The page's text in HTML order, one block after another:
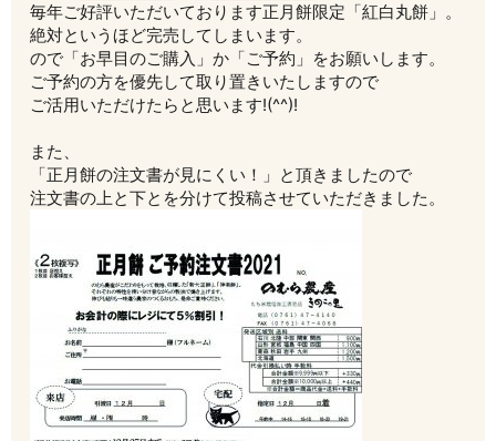
毎年ご好評いただいております正月餅限定「紅白丸餅」。
絶対というほど完売してしまいます。
ので「お早目のご購入」か「ご予約」をお願いします。
ご予約の方を優先して取り置きいたしますので
ご活用いただけたらと思います!(^^)!
また、
「正月餅の注文書が見にくい！」と頂きましたので
注文書の上と下とを分けて投稿させていただきました。